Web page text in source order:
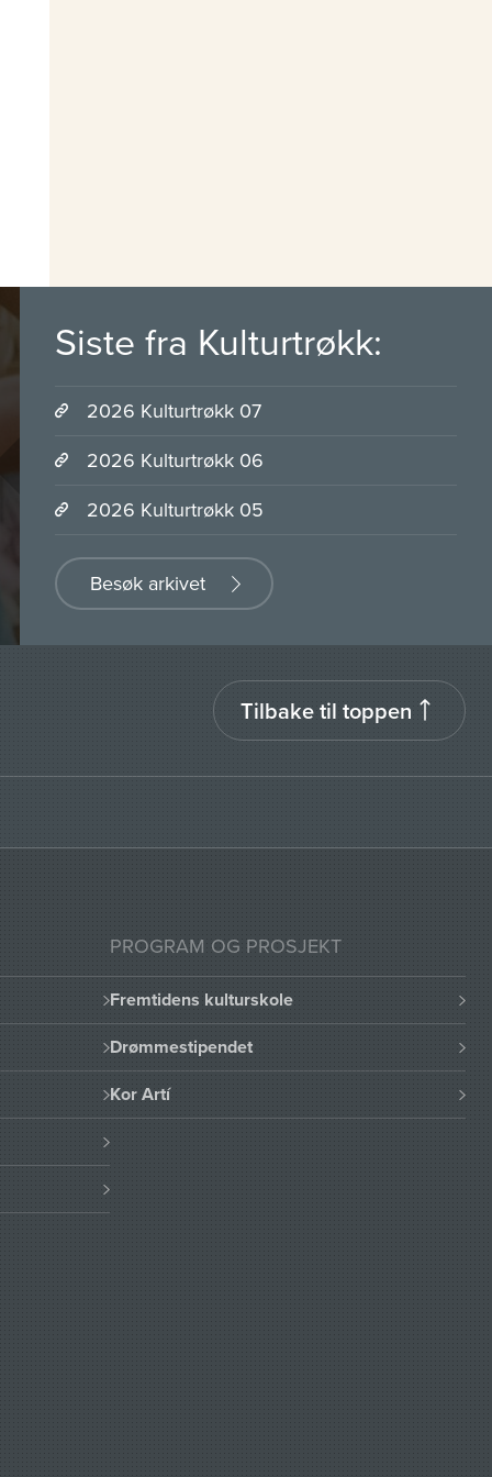
Siste fra Kulturtrøkk:
2026 Kulturtrøkk 07
2026 Kulturtrøkk 06
2026 Kulturtrøkk 05
Besøk arkivet
Tilbake til toppen
PROGRAM OG PROSJEKT
Fremtidens kulturskole
Drømmestipendet
Kor Artí